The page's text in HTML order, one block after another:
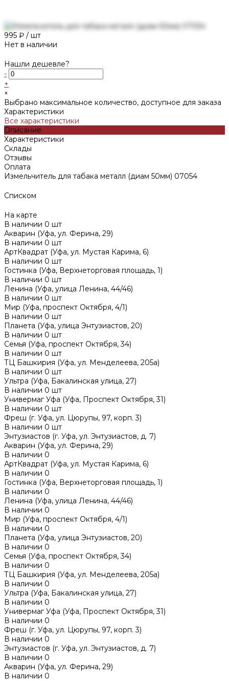
995 ₽ / шт
Нет в наличии
Нашли дешевле?
-
+
×
Выбрано максимальное количество, доступное для заказа
Характеристики
Все характеристики
Описание
Характеристики
Склады
Отзывы
Оплата
Измельчитель для табака металл (диам 50мм) 07054
Списком
На карте
В наличии 0 шт
Акварин (Уфа, ул. Ферина, 29)
В наличии 0 шт
АртКвадрат (Уфа, ул. Мустая Карима, 6)
В наличии 0 шт
Гостинка (Уфа, Верхнеторговая площадь, 1)
В наличии 0 шт
Ленина (Уфа, улица Ленина, 44/46)
В наличии 0 шт
Мир (Уфа, проспект Октября, 4/1)
В наличии 0 шт
Планета (Уфа, улица Энтузиастов, 20)
В наличии 0 шт
Семья (Уфа, проспект Октября, 34)
В наличии 0 шт
ТЦ Башкирия (Уфа, ул. Менделеева, 205а)
В наличии 0 шт
Ультра (Уфа, Бакалинская улица, 27)
В наличии 0 шт
Универмаг Уфа (Уфа, Проспект Октября, 31)
В наличии 0 шт
Фреш (г‌. Уфа, ул. Цюрупы, 97, корп. 3)
В наличии 0 шт
Энтузиастов (г. Уфа, ул. Энтузиастов, д. 7)
Акварин (Уфа, ул. Ферина, 29)
В наличии 0
АртКвадрат (Уфа, ул. Мустая Карима, 6)
В наличии 0
Гостинка (Уфа, Верхнеторговая площадь, 1)
В наличии 0
Ленина (Уфа, улица Ленина, 44/46)
В наличии 0
Мир (Уфа, проспект Октября, 4/1)
В наличии 0
Планета (Уфа, улица Энтузиастов, 20)
В наличии 0
Семья (Уфа, проспект Октября, 34)
В наличии 0
ТЦ Башкирия (Уфа, ул. Менделеева, 205а)
В наличии 0
Ультра (Уфа, Бакалинская улица, 27)
В наличии 0
Универмаг Уфа (Уфа, Проспект Октября, 31)
В наличии 0
Фреш (г‌. Уфа, ул. Цюрупы, 97, корп. 3)
В наличии 0
Энтузиастов (г. Уфа, ул. Энтузиастов, д. 7)
В наличии 0
Акварин (Уфа, ул. Ферина, 29)
В наличии 0